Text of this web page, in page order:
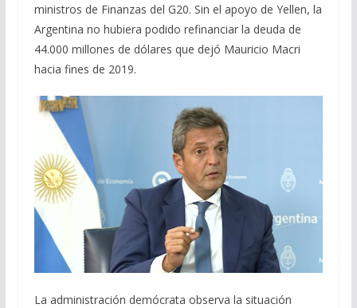
ministros de Finanzas del G20. Sin el apoyo de Yellen, la
Argentina no hubiera podido refinanciar la deuda de
44.000 millones de dólares que dejó Mauricio Macri
hacia fines de 2019.
La administración demócrata observa la situación